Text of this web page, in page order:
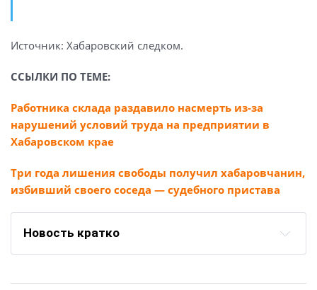
Источник: Хабаровский следком.
ССЫЛКИ ПО ТЕМЕ:
Работника склада раздавило насмерть из-за
нарушений условий труда на предприятии в
Хабаровском крае
Три года лишения свободы получил хабаровчанин,
избивший своего соседа — судебного пристава
Новость кратко